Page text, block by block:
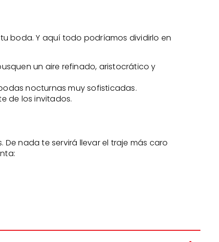
boda. Y aquí todo podríamos dividirlo en
un aire refinado, aristocrático y
nocturnas muy sofisticadas.
de los invitados.
nada te servirá llevar el traje más caro